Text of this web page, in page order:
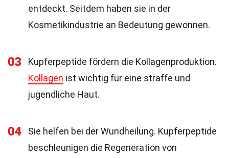
entdeckt. Seitdem haben sie in der
Kosmetikindustrie an Bedeutung gewonnen.
03
Kupferpeptide fördern die Kollagenproduktion.
Kollagen ist wichtig für eine straffe und
jugendliche Haut.
04
Sie helfen bei der Wundheilung. Kupferpeptide
beschleunigen die Regeneration von